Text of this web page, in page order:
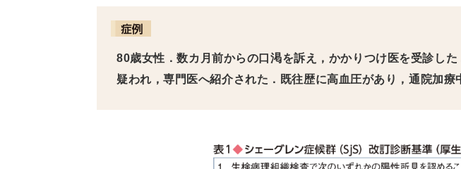
80歳女性．数カ月前からの口渇を訴え，かかりつけ医を受診し
疑われ，専門医へ紹介された．既往歴に高血圧があり，通院加療